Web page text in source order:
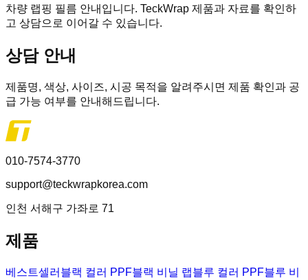
차량 랩핑 필름 안내입니다. TeckWrap 제품과 자료를 확인하
고 상담으로 이어갈 수 있습니다.
상담 안내
제품명, 색상, 사이즈, 시공 목적을 알려주시면 제품 확인과 공
급 가능 여부를 안내해드립니다.
010-7574-3770
support@teckwrapkorea.com
인천 서해구 가좌로 71
제품
베스트셀러 블랙 컬러 PPF블랙 비닐 랩블루 컬러 PPF블루 비